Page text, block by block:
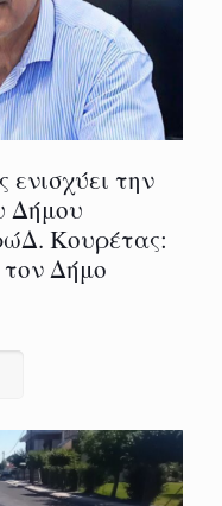
την
Δήμου
Κουρέτας:
Δήμο